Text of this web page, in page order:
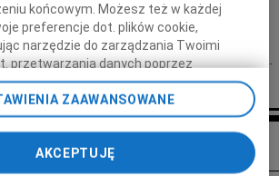
składamy wyrazy najgłębszego współczucia
Zarząd i Pracownicy Mostostal Warszawa S.A.
Inne kondolencje
końcowym. Możesz też w każdej
preferencje dot. plików cookie,
narzędzie do zarządzania Twoimi
przetwarzania danych poprzez
prywatności” w stopce serwisu i
„Ustawienia zaawansowane”.
plików cookie możliwa jest także za
przeglądarki.
i Agora S.A. możemy
ZAAWANSOWANE
AKCEPTUJĘ